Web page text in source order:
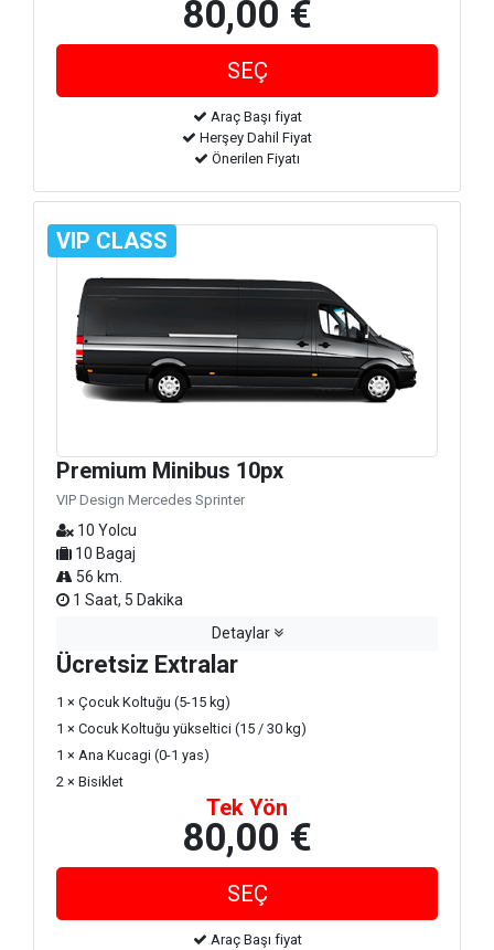
80,00 €
Araç Başı fiyat
Herşey Dahil Fiyat
Önerilen Fiyatı
VIP CLASS
Premium Minibus 10px
VIP Design Mercedes Sprinter
10 Yolcu
10 Bagaj
56 km.
1 Saat, 5 Dakika
Detaylar
Ücretsiz Extralar
1 × Çocuk Koltuğu (5-15 kg)
1 × Cocuk Koltuğu yükseltici (15 / 30 kg)
1 × Ana Kucagi (0-1 yas)
2 × Bisiklet
Tek Yön
80,00 €
Araç Başı fiyat